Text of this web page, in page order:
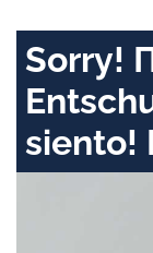
Sorry!
siento!